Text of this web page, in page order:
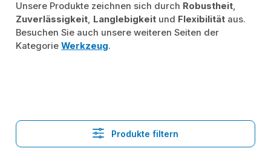
Unsere Produkte zeichnen sich durch Robustheit,
Zuverlässigkeit, Langlebigkeit und Flexibilität aus.
Besuchen Sie auch unsere weiteren Seiten der
KategorieWerkzeug.
Produkte filtern